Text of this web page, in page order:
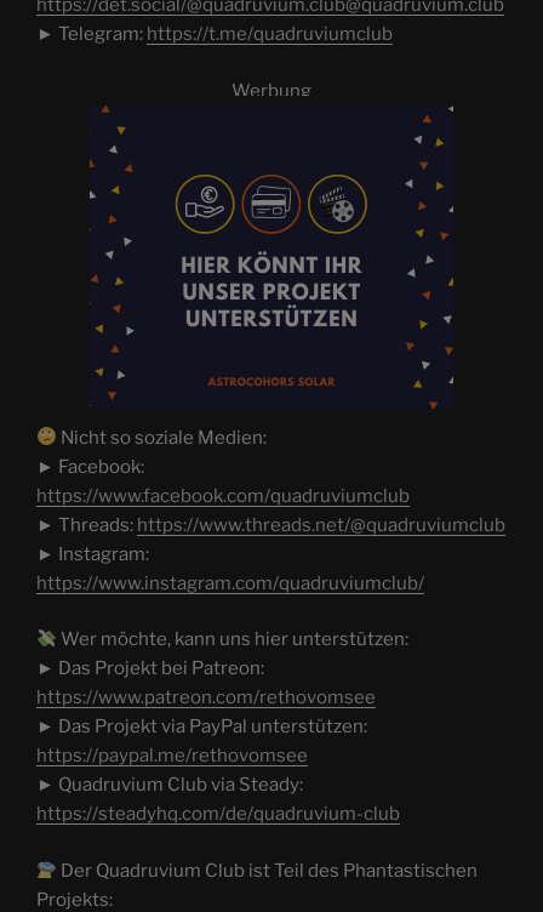
https://det.social/@quadruvium.club@quadruvium.club
► Telegram: https://t.me/quadruviumclub
Werbung
Nicht so soziale Medien:
► Facebook:
https://www.facebook.com/quadruviumclub
► Threads: https://www.threads.net/@quadruviumclub
► Instagram:
https://www.instagram.com/quadruviumclub/
Wer möchte, kann uns hier unterstützen:
► Das Projekt bei Patreon:
https://www.patreon.com/rethovomsee
► Das Projekt via PayPal unterstützen:
https://paypal.me/rethovomsee
► Quadruvium Club via Steady:
https://steadyhq.com/de/quadruvium-club
Der Quadruvium Club ist Teil des Phantastischen
Projekts: